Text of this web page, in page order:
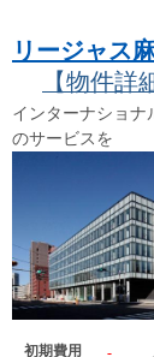
リージャス
【物件詳
インターナショナ
のサービスを
初期費用 -